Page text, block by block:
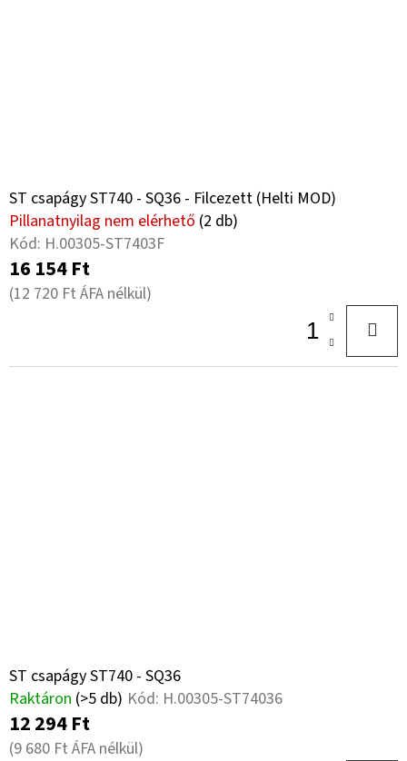
ST csapágy ST740 - SQ36 - Filcezett (Helti MOD)
Pillanatnyilag nem elérhető (2 db)
Kód: H.00305-ST7403F
16 154 Ft
(12 720 Ft ÁFA nélkül)
ST csapágy ST740 - SQ36
Raktáron (>5 db) Kód: H.00305-ST74036
12 294 Ft
(9 680 Ft ÁFA nélkül)